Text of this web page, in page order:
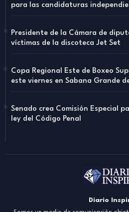
para las candidaturas
Presidente de la Cámara de
víctimas de la discoteca Jet Set
Copa Regional Este de Boxeo
este viernes en Sabana Grande
Senado crea Comisión Especial
ley del Código Penal
Diario